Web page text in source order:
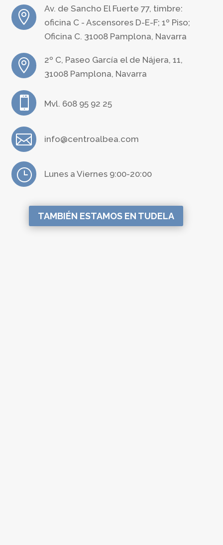

Av. de Sancho El Fuerte 77, timbre:
oficina C - Ascensores D-E-F; 1º Piso;
Oficina C. 31008 Pamplona, Navarra

2º C, Paseo García el de Nájera, 11,
31008 Pamplona, Navarra
 Mvl. 608 95 92 25
 info@centroalbea.com
} Lunes a Viernes 9:00-20:00
TAMBIÉN ESTAMOS EN TUDELA